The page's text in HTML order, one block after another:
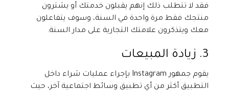
فقد لا تتطلب ذلك إنهم يقبلون خدمتك أو يشترون
منتجك فقط مرة واحدة في السنة، وسوف يتفاعلون
معك ويتذكرون علامتك التجارية على مدار السنة.
3. زيادة المبيعات
يقوم جمهور Instagram بإجراء عمليات شراء داخل
التطبيق أكثر من أي تطبيق وسائط اجتماعية آخر، حيث